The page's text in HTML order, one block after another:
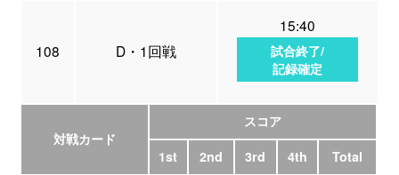
108 D・1回戦
15:40
試合終了/
記録確定
対戦カード
スコア
1st
2nd 3rd 4th Total